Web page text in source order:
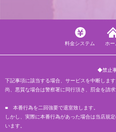
料金システム ホー
◆禁止
下記事項に該当する場合、サービスを中断しま
尚、悪質な場合は警察署に同行頂き、罰金を請
■ 本番行為を二回強要で退室致します。
しかし、実際に本番行為があった場合は当店規
います。